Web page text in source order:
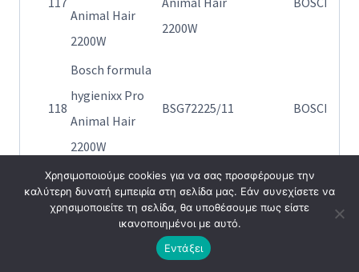
Animal Hair
2200W
2200W
118
Bosch formula
hygienixx Pro
Animal Hair
2200W
BSG72225/11 BOSCH
119
Bosch formula
hygienixx Pro
Animal Hair
BSG72225/11
Animal Hair
2200W
BOSCH
Χρησιμοποιούμε cookies για να σας προσφέρουμε την
καλύτερη δυνατή εμπειρία στη σελίδα μας. Εάν συνεχίσετε να
χρησιμοποιείτε τη σελίδα, θα υποθέσουμε πως είστε
ικανοποιημένοι με αυτό.
Εντάξει